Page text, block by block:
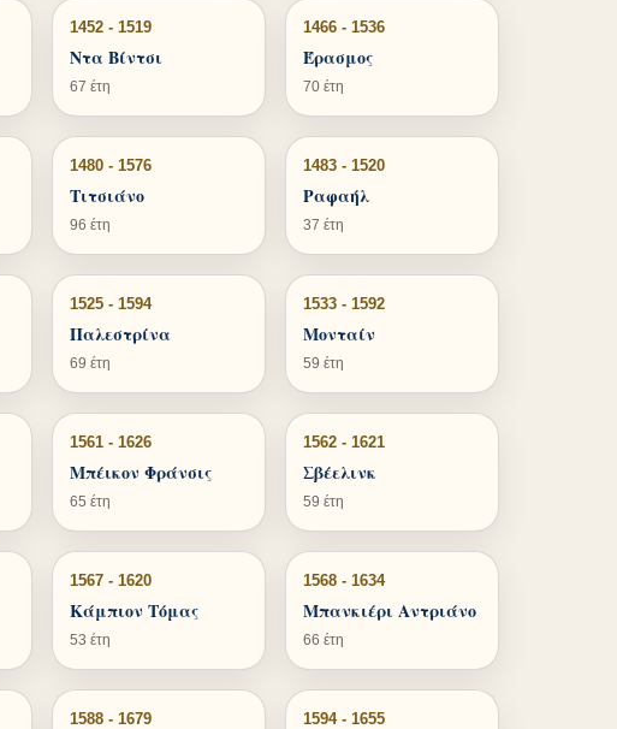
1452 - 1519
Ντα Βίντσι
67 έτη
1466 - 1536
Έρασμος
70 έτη
1480 - 1576
Τιτσιάνο
96 έτη
1483 - 1520
Ραφαήλ
37 έτη
1525 - 1594
Παλεστρίνα
69 έτη
1533 - 1592
Μονταίν
59 έτη
1561 - 1626
Μπέικον Φράνσις
65 έτη
1562 - 1621
Σβέελινκ
59 έτη
1567 - 1620
Κάμπιον Τόμας
53 έτη
1568 - 1634
Μπανκιέρι Αντριάνο
66 έτη
1588 - 1679 1594 - 1655